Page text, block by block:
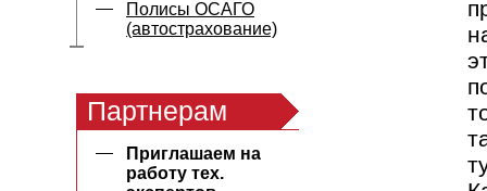
Полисы ОСАГО
(автострахование)
Партнерам
Приглашаем на
работу тех.